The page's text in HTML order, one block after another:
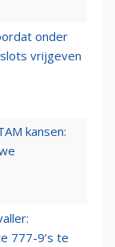
onder
vrijgeven
kansen:
777-9’s te